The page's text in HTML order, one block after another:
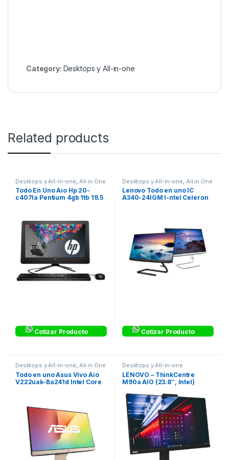
Category: Desktops y All-in-one
Related products
Desktops y All-in-one All in One
Todo En Uno Aio Hp 20-
c407la Pentium 4gb 1tb 19.5
Cotizar Producto
Desktops y All-in-one All in One
Lenovo Todo en uno IC
A340-24IGM I-ntel Celeron
Cotizar Producto
Desktops y All-in-one, All in One
Todo en uno Asus Vivo Aio
V222uak-Ba241d Intel Core
Desktops y All-in-one
LENOVO – ThinkCentre
M90a AIO (23.8″, Intel)